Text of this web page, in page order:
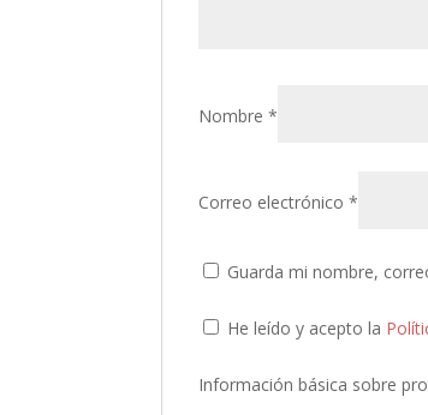
Nombre*
Correo electrónico*
Guarda mi nombre,
He leído y acepto la
Información básica sobre